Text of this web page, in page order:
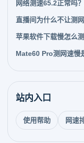
网络测速65.2正常吗
直播间为什么不让测
苹果软件下载慢怎么
Mate60 Pro测网速慢
站内入口
使用帮助 网速